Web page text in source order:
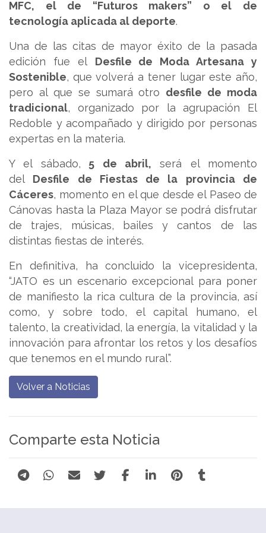
MFC, el de “Futuros makers” o el de
tecnología aplicada al deporte.
Una de las citas de mayor éxito de la pasada
edición fue el
Desfile de Moda Artesana y
Sostenible, que volverá a tener lugar este año,
pero al que se sumará otro desfile de moda
tradicional, organizado por la agrupación El
Redoble y acompañado y dirigido por personas
expertas en la materia.
Y el sábado,
5 de abril,
será el momento
del
Desfile de Fiestas de la provincia de
Cáceres, momento en el que desde el Paseo de
Cánovas hasta la Plaza Mayor se podrá disfrutar
de trajes, músicas, bailes y cantos de las
distintas fiestas de interés.
En definitiva, ha concluido la vicepresidenta,
“JATO es un escenario excepcional para poner
de manifiesto la rica cultura de la provincia, así
como, y sobre todo, el capital humano, el
talento, la creatividad, la energía, la vitalidad y la
innovación para afrontar los retos y los desafíos
que tenemos en el mundo rural”.
Volver a Noticias
Comparte esta Noticia